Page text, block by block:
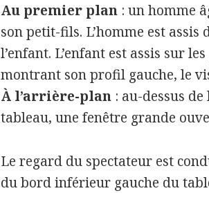
Au premier plan : un homme
son petit-fils. L’homme est
l’enfant. L’enfant est assis sur
montrant son profil gauche, le
À l’arrière-plan : au-dessus
tableau, une fenêtre grande
Le regard du spectateur est
du bord inférieur gauche du